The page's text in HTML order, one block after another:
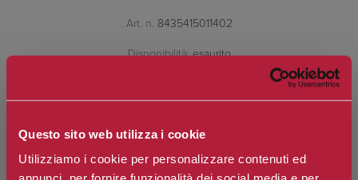
Questo sito web utilizza i cookie
Utilizziamo i cookie per personalizzare contenuti ed
Art. n. 8435415011402
Disponibilità: esaurito